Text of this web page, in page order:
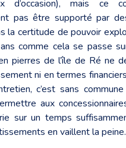
d’occasion), mais ce
pas être supporté par
la certitude de pouvoir
comme cela se passe
pierres de l’île de Ré ne
ni en termes
c’est sans
aux
sur un temps
en vaillent la peine.